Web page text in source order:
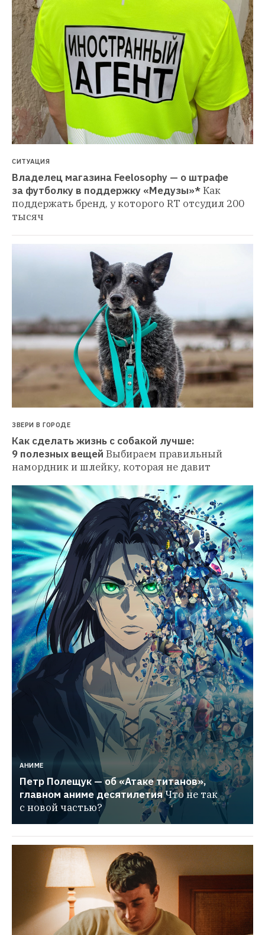
СИТУАЦИЯ
Владелец магазина Feelosophy — о штрафе
за футболку в поддержку «Медузы»*Как
поддержать бренд, у которого RT отсудил 200
тысяч
ЗВЕРИ В ГОРОДЕ
Как сделать жизнь с собакой лучше:
9 полезных вещей Выбираем правильный
намордник и шлейку, которая не давит
АНИМЕ
Петр Полещук — об «Атаке титанов»,
главном аниме десятилетияЧто не так
с новой частью?